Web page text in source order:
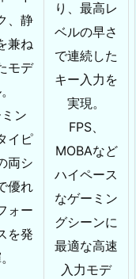
、静
兼ね
モデ
ン
イピ
両シ
優れ
ォー
を発
り、最高レ
ベルの早さ
で連続した
キー入力を
実現。
FPS、
MOBAなど
ハイペース
なゲーミン
グシーンに
最適な高速
入力モデ